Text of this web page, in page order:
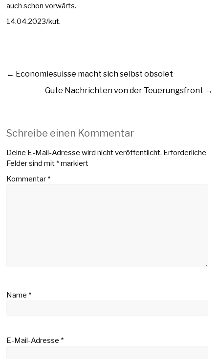
auch schon vorwärts.
14.04.2023/kut.
← Economiesuisse macht sich selbst obsolet
Gute Nachrichten von der Teuerungsfront →
Schreibe einen Kommentar
Deine E-Mail-Adresse wird nicht veröffentlicht. Erforderliche
Felder sind mit*markiert
Kommentar*
Name*
E-Mail-Adresse*